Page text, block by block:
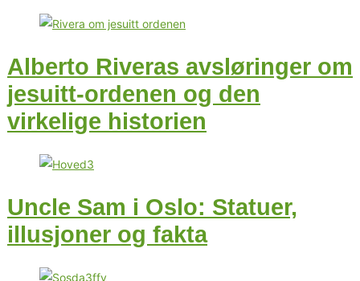
Alberto Riveras avsløringer om
jesuitt-ordenen og den
virkelige historien
Uncle Sam i Oslo: Statuer,
illusjoner og fakta